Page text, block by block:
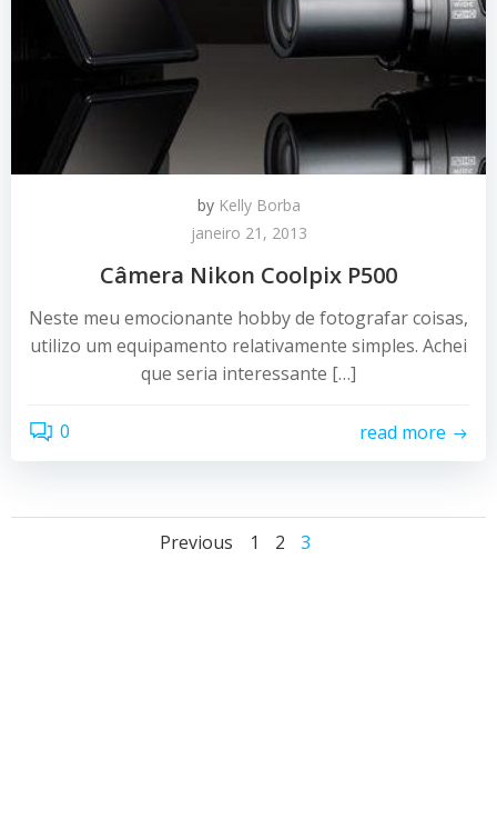
by Kelly Borba
janeiro 21, 2013
Câmera Nikon Coolpix P500
Neste meu emocionante hobby de fotografar coisas,
utilizo um equipamento relativamente simples. Achei
que seria interessante […]
0 read more
Posts
Previous
Posts
Page
1 Page
2 Page
3